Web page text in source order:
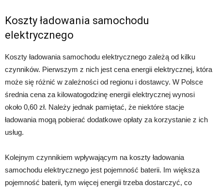
Koszty ładowania samochodu
elektrycznego
Koszty ładowania samochodu elektrycznego zależą od kilku
czynników. Pierwszym z nich jest cena energii elektrycznej, która
może się różnić w zależności od regionu i dostawcy. W Polsce
średnia cena za kilowatogodzinę energii elektrycznej wynosi
około 0,60 zł. Należy jednak pamiętać, że niektóre stacje
ładowania mogą pobierać dodatkowe opłaty za korzystanie z ich
usług.
Kolejnym czynnikiem wpływającym na koszty ładowania
samochodu elektrycznego jest pojemność baterii. Im większa
pojemność baterii, tym więcej energii trzeba dostarczyć, co